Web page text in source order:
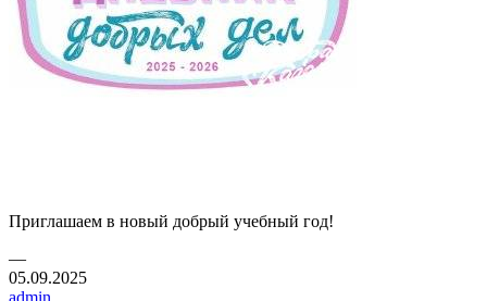
Приглашаем в новый добрый учебный год!
—
05.09.2025
admin